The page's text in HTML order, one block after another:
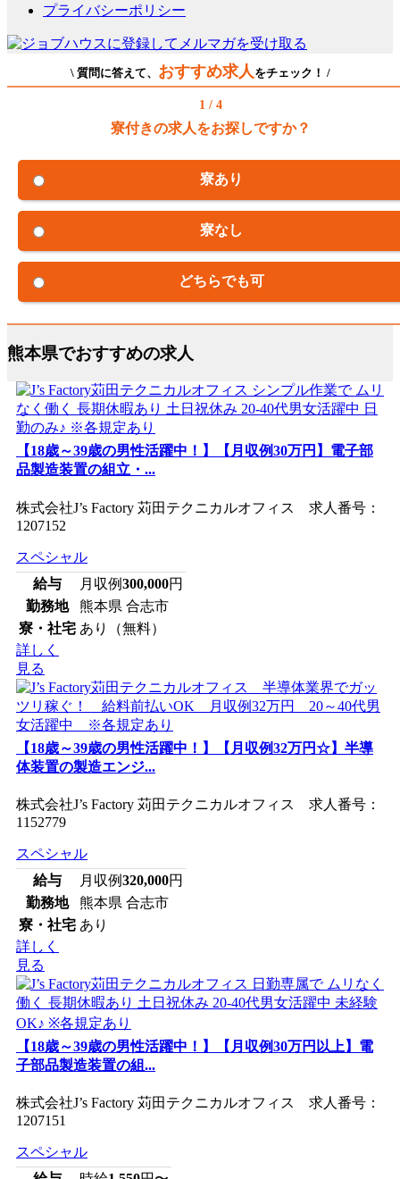
プライバシーポリシー
\ 質問に答えて、 おすすめ求人 をチェック！ /
1 / 4
寮付きの求人をお探しですか？
寮あり
寮なし
どちらでも可
熊本県でおすすめの求人
【18歳～39歳の男性活躍中！】【月収例30万円】電子部
品製造装置の組立・...
株式会社J’s Factory 苅田テクニカルオフィス 求人番号：
1207152
スペシャル
給与
月収例300,000円
勤務地
熊本県 合志市
寮・社宅 あり（無料）
詳しく
見る
【18歳～39歳の男性活躍中！】【月収例32万円☆】半導
体装置の製造エンジ...
株式会社J’s Factory 苅田テクニカルオフィス 求人番号：
1152779
スペシャル
給与
月収例320,000円
勤務地
熊本県 合志市
寮・社宅 あり
詳しく
見る
【18歳～39歳の男性活躍中！】【月収例30万円以上】電
子部品製造装置の組...
株式会社J’s Factory 苅田テクニカルオフィス 求人番号：
1207151
スペシャル